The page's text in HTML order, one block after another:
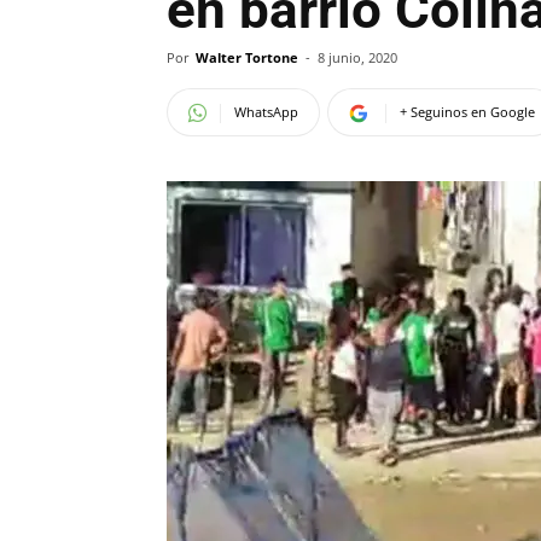
Por Walter Tortone - 8 junio, 2020
WhatsApp + Seguinos en Google